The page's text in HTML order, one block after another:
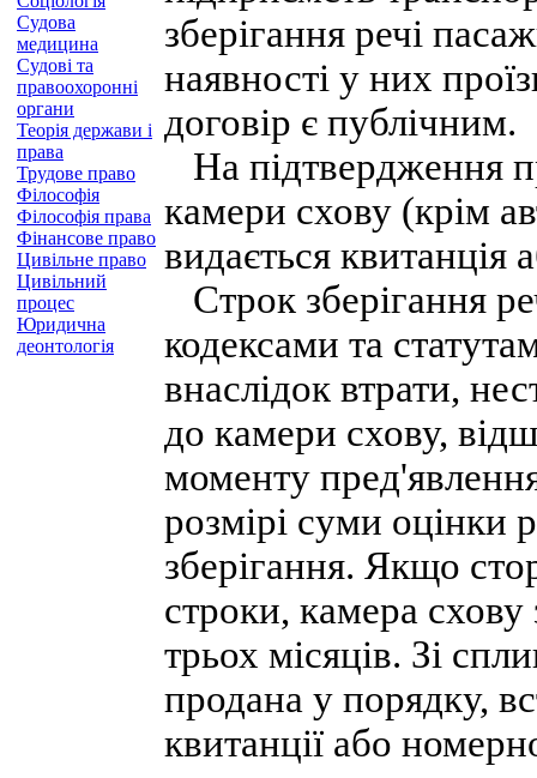
Судова
медицина
Судові та
правоохоронні
органи
Теорія держави і
права
Трудове право
Філософія
Філософія права
Фінансове право
Цивільне право
Цивільний
процес
Юридична
деонтологія
зберігання речі
наявності у них
договір є публічним.
На підтвердження
камери схову (крім
видається
Строк зберігання
кодексами та
внаслідок втрати,
до камери схову,
моменту
розмірі суми оцінки
зберігання. Якщо
строки, камера схову
трьох місяців. Зі
продана у порядку,
квитанції або